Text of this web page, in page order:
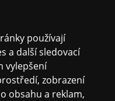
používají
a další sledovací
vylepšení
zobrazení
obsahu a reklam,